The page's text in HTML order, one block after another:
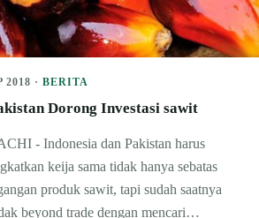
2018 · BERITA
Dorong Investasi sawit
- Indonesia dan Pakistan harus
keija sama tidak hanya sebatas
produk sawit, tapi sudah saatnya
beyond trade dengan mencari…